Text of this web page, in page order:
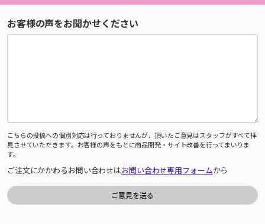
お客様の声をお聞かせください
こちらの投稿への個別対応は行っておりませんが、頂いたご意見はスタッフがすべて拝
見させていただきます。お客様の声をもとに商品開発・サイト改善を行ってまいりま
す。
ご注文にかかわるお問い合わせはお問い合わせ専用フォームから